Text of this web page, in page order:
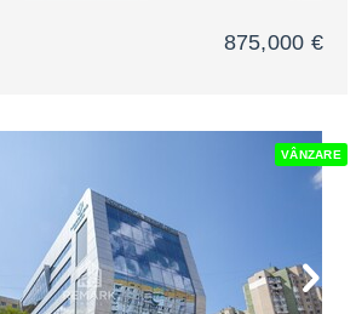
875,000 €
VÂNZARE